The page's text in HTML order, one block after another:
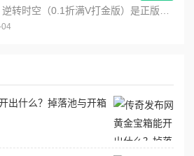
04
出什么？掉落池与开箱